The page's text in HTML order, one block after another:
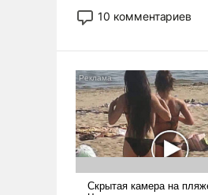
постепенно вытесняя и
отменяя традиционное
ударами судьбы, брать
ответственность,
слабым, идти вперед и
адаптироваться.
10 комментариев